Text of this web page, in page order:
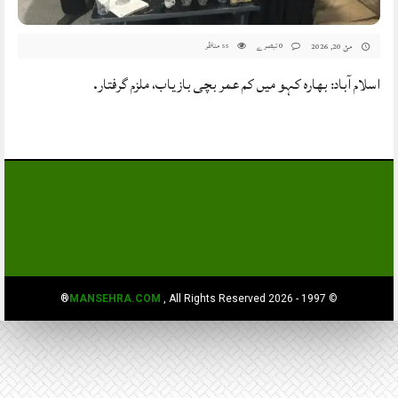
مئ 20, 2026 55 مناظر
اسلام آباد: بھارہ کہو میں کم عمر بچی بازیاب، ملزم گرفتار.
© 1997 - 2026
MANSEHRA.COM , All Rights Reserved®